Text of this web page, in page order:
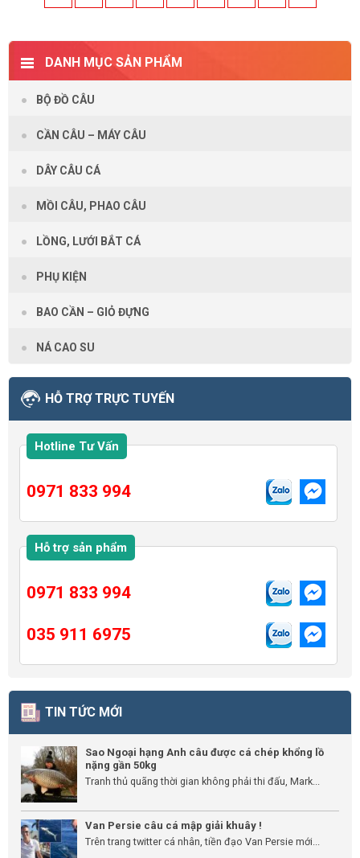
DANH MỤC SẢN PHẨM
BỘ ĐỒ CÂU
CẦN CÂU – MÁY CÂU
DÂY CÂU CÁ
MỒI CÂU, PHAO CÂU
LỒNG, LƯỚI BẮT CÁ
PHỤ KIỆN
BAO CẦN – GIỎ ĐỰNG
NÁ CAO SU
HỖ TRỢ TRỰC TUYẾN
Hotline Tư Vấn
0971 833 994
Hỗ trợ sản phẩm
0971 833 994
035 911 6975
TIN TỨC MỚI
Sao Ngoại hạng Anh câu được cá chép khổng lồ
nặng gần 50kg
Tranh thủ quãng thời gian không phải thi đấu, Mark...
Van Persie câu cá mập giải khuây !
Trên trang twitter cá nhân, tiền đạo Van Persie mới...